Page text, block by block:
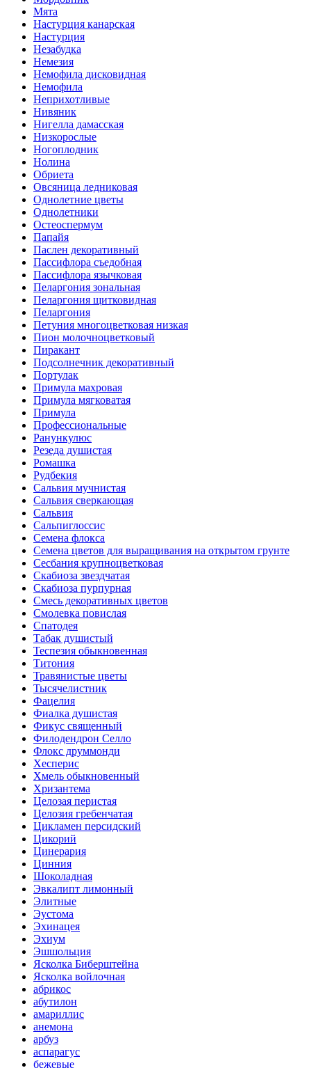
Мята
Настурция канарская
Настурция
Незабудка
Немезия
Немофила дисковидная
Немофила
Неприхотливые
Нивяник
Нигелла дамасская
Низкорослые
Ногоплодник
Нолина
Обриета
Овсяница ледниковая
Однолетние цветы
Однолетники
Остеоспермум
Папайя
Паслен декоративный
Пассифлора съедобная
Пассифлора язычковая
Пеларгония зональная
Пеларгония щитковидная
Пеларгония
Петуния многоцветковая низкая
Пион молочноцветковый
Пиракант
Подсолнечник декоративный
Портулак
Примула махровая
Примула мягковатая
Примула
Профессиональные
Ранункулюс
Резеда душистая
Ромашка
Рудбекия
Сальвия мучнистая
Сальвия сверкающая
Сальвия
Сальпиглоссис
Семена флокса
Семена цветов для выращивания на открытом грунте
Сесбания крупноцветковая
Скабиоза звездчатая
Скабиоза пурпурная
Смесь декоративных цветов
Смолевка повислая
Спатодея
Табак душистый
Теспезия обыкновенная
Титония
Травянистые цветы
Тысячелистник
Фацелия
Фиалка душистая
Фикус священный
Филодендрон Селло
Флокс друммонди
Хесперис
Хмель обыкновенный
Хризантема
Целозая перистая
Целозия гребенчатая
Цикламен персидский
Цикорий
Цинерария
Цинния
Шоколадная
Эвкалипт лимонный
Элитные
Эустома
Эхинацея
Эхиум
Эшшольция
Ясколка Биберштейна
Ясколка войлочная
абрикос
абутилон
амариллис
анемона
арбуз
аспарагус
бежевые